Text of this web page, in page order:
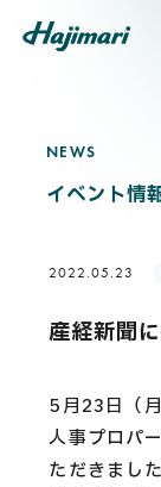
NEWS
NEWS
イベント情
2022.05.23
産経新聞
5月23日（
人事プロパ
ただきました